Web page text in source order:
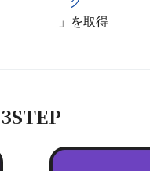
」を取得
3STEP